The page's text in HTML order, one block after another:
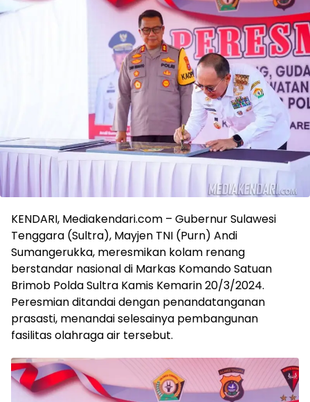
KENDARI, Mediakendari.com – Gubernur Sulawesi
Tenggara (Sultra), Mayjen TNI (Purn) Andi
Sumangerukka, meresmikan kolam renang
berstandar nasional di Markas Komando Satuan
Brimob Polda Sultra Kamis Kemarin 20/3/2024.
Peresmian ditandai dengan penandatanganan
prasasti, menandai selesainya pembangunan
fasilitas olahraga air tersebut.